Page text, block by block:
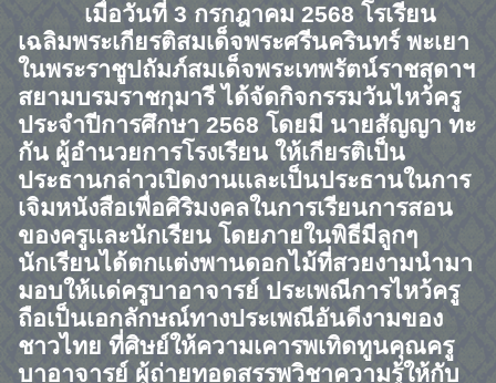
เมื่อวันที่ 3 กรกฎาคม 2568 โรเรียน
เฉลิมพระเกียรติสมเด็จพระศรีนครินทร์ พะเยา
ในพระราชูปถัมภ์สมเด็จพระเทพรัตน์ราชสุดาฯ
สยามบรมราชกุมารี ได้จัดกิจกรรมวันไหว้ครู
ประจำปีการศึกษา 2568 โดยมี นายสัญญา ทะ
กัน ผู้อำนวยการโรงเรียน ให้เกียรติเป็น
ประธานกล่าวเปิดงานเเละเป็นประธานในการ
เจิมหนังสือเพื่อศิริมงคลในการเรียนการสอน
ของครูเเละนักเรียน โดยภายในพิธีมีลูกๆ
นักเรียนได้ตกเเต่งพานดอกไม้ที่สวยงามนำมา
มอบให้เเด่ครูบาอาจารย์ ประเพณีการไหว้ครู
ถือเป็นเอกลักษณ์ทางประเพณีอันดีงามของ
ชาวไทย ที่ศิษย์ให้ความเคารพเทิดทูนคุณครู
บาอาจารย์ ผู้ถ่ายทอดสรรพวิชาความรู้ให้กับ